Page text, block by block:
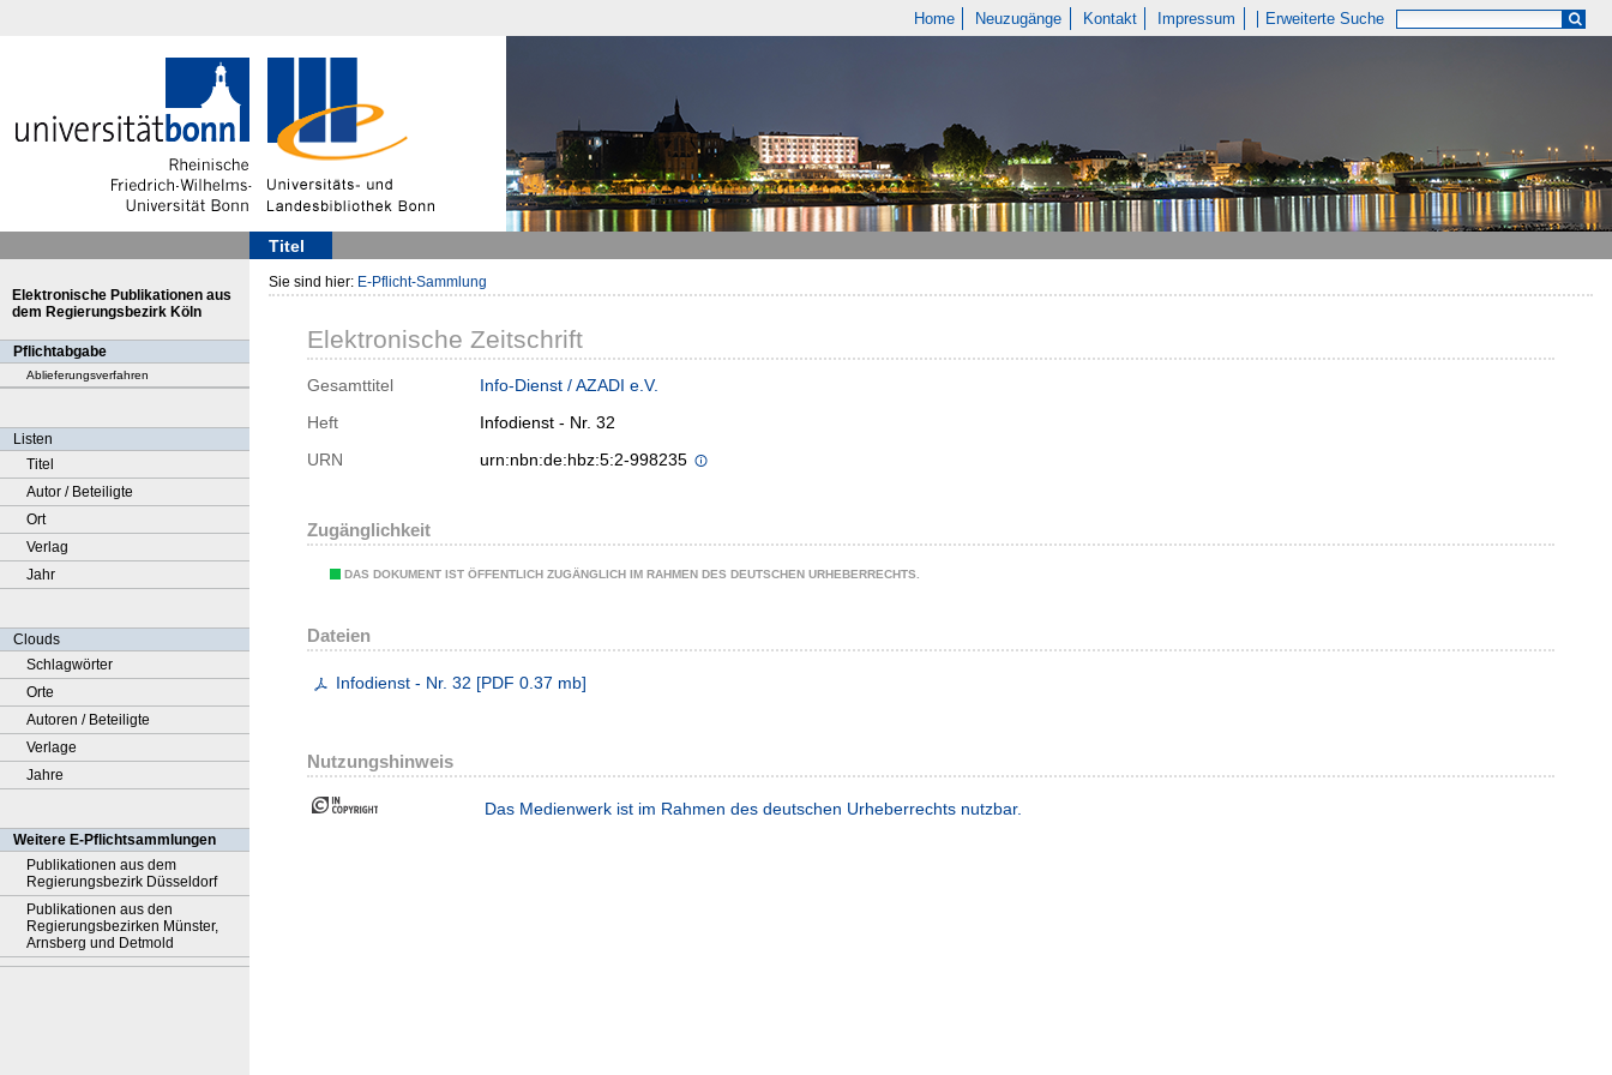
Home Neuzugänge Kontakt Impressum Erweiterte Suche
Titel
Elektronische Publikationen aus
dem Regierungsbezirk Köln
Pflichtabgabe
Ablieferungsverfahren
Listen
Titel
Autor / Beteiligte
Ort
Verlag
Jahr
Clouds
Schlagwörter
Orte
Autoren / Beteiligte
Verlage
Jahre
Weitere E-Pflichtsammlungen
Publikationen aus dem
Regierungsbezirk Düsseldorf
Publikationen aus den
Regierungsbezirken Münster,
Arnsberg und Detmold
Sie sind hier: E-Pflicht-Sammlung
Elektronische Zeitschrift
Gesamttitel
Info-Dienst / AZADI e.V.
Heft
Infodienst - Nr. 32
URN
urn:nbn:de:hbz:5:2-998235
Zugänglichkeit
DAS DOKUMENT IST ÖFFENTLICH ZUGÄNGLICH IM RAHMEN DES DEUTSCHEN URHEBERRECHTS.
Dateien
Infodienst - Nr. 32 [PDF 0.37 mb]
Nutzungshinweis
Das Medienwerk ist im Rahmen des deutschen Urheberrechts nutzbar.